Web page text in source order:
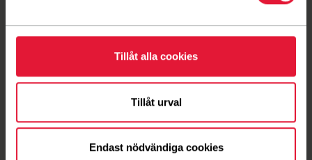
Tillåt alla cookies
Tillåt urval
Endast nödvändiga cookies